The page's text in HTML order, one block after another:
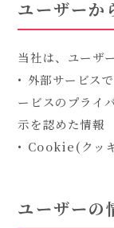
ユーザーか
当社は、ユーザ
• 外部サービス
ービスのプライ
示を認めた情報
• Cookie(クッ
ユーザーの